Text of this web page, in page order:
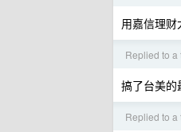
用嘉信理
Replied to a
搞了台美的
Replied to a